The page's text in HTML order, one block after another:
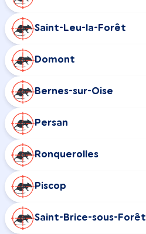
Saint-Leu-la-Forêt
Domont
Bernes-sur-Oise
Persan
Ronquerolles
Piscop
Saint-Brice-sous-Forêt